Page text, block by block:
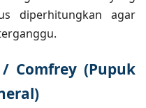
diperhitungkan agar
Comfrey (Pupuk